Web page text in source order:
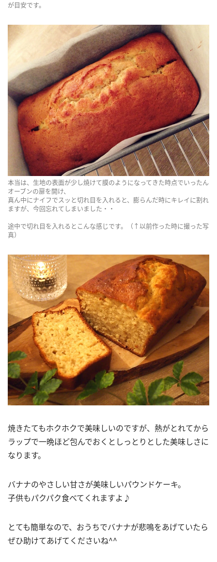
が目安です。
本当は、生地の表面が少し焼けて膜のようになってきた時点でいったん
オーブンの扉を開け、
真ん中にナイフでスッと切れ目を入れると、膨らんだ時にキレイに割れ
ますが、今回忘れてしまいました・・
途中で切れ目を入れるとこんな感じです。（↑以前作った時に撮った写
真）
焼きたてもホクホクで美味しいのですが、熱がとれてから
ラップで一晩ほど包んでおくとしっとりとした美味しさに
なります。
バナナのやさしい甘さが美味しいパウンドケーキ。
子供もパクパク食べてくれますよ♪
とても簡単なので、おうちでバナナが悲鳴をあげていたら
ぜひ助けてあげてくださいね^^